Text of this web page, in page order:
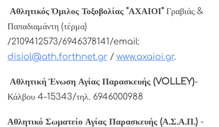
Αθλητικός Όμιλος Τοξοβολίας "ΑΧΑΙΟΙ" Γραβιάς &
Παπαδιαμάντη (τέρμα)
/2109412573/6946378141/email:
disiol@ath.forthnet.gr / www.axaioi.gr.
Αθλητική Ένωση Αγίας Παρασκευής (VOLLEY)-
Κάλβου 4-15343/τηλ. 6946000988
Αθλητικό Σωματείο Αγίας Παρασκευής (Α.Σ.Α.Π.) -